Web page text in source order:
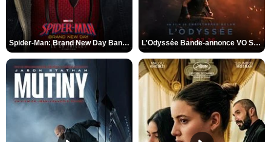
Spider-Man: Brand New Day Bande-annonce VO STFR L'Odyssée Bande-annonce VO STFR